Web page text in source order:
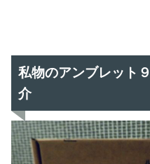
私物のアンブレット
介